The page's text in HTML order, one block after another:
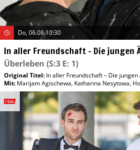
Do, 06.08 10:30
In aller Freundschaft – Die jungen
Überleben (S:3 E: 1)
Original Titel: In aller Freundschaft – Die jungen
Mit: Marijam Agischewa, Katharina Nesytowa,